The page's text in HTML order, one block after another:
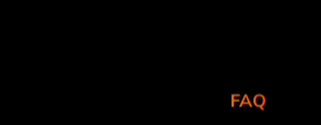
FAQ